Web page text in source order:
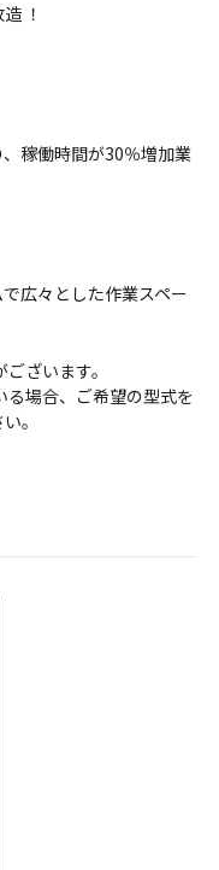
！
稼働時間が30％増加業
広々とした作業スペー
ざいます。
場合、ご希望の型式を
。